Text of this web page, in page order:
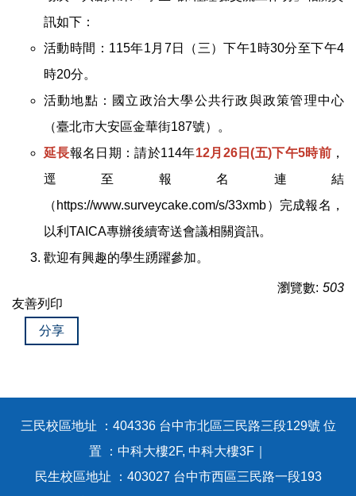
訊如下：
活動時間：115年1月7日（三）下午1時30分至下午4
時20分。
活動地點：國立政治大學公共行政與政策管理中心
（臺北市大安區金華街187號）。
延長報名日期：請於114年12月26日(五)下午5時前 ，
逕至報名連結
（ https://www.surveycake.com/s/33xmb）完成報名，
以利TAICA專辦後續寄送會議相關資訊。
歡迎有興趣的學生踴躍參加。
瀏覽數: 503
友善列印
分享
三民校區地址 ：404336 台中市北區三民路三段129號 位
置 ：中科大樓2F, 中科大樓3F｜
民生校區地址 ：403027 台中市西區三民路一段193